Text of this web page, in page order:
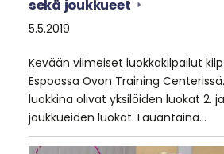
sekä joukkueet
5.5.2019
Kevään viimeiset luokkakilpailut
Espoossa Ovon Training
luokkina olivat yksilöiden luokat 2.
joukkueiden luokat. Lauantaina…